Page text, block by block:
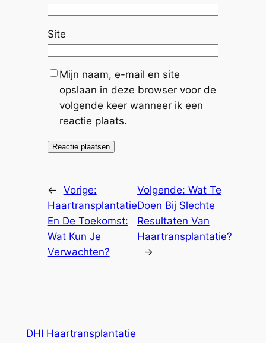
Site
Mijn naam, e-mail en site
opslaan in deze browser voor de
volgende keer wanneer ik een
reactie plaats.
← Vorige:
Haartransplantatie
En De Toekomst:
Wat Kun Je
Verwachten?
Volgende: Wat Te
Doen Bij Slechte
Resultaten Van
Haartransplantatie?
→
DHI Haartransplantatie